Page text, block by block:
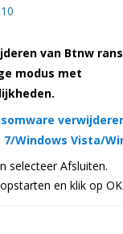
van Btnw
modus met
7/Windows Vista/
selecteer Afsluiten.
en klik op OK.